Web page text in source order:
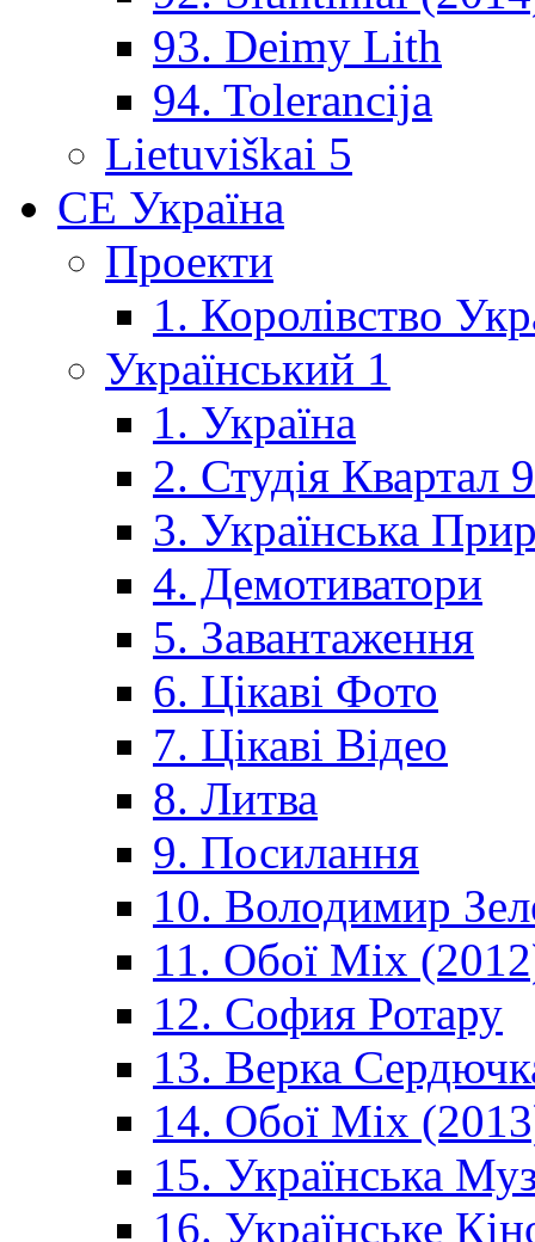
93. Deimy Lith
94. Tolerancija
Lietuviškai 5
CE Україна
Проекти
1. Королівство
Український 1
1. Україна
2. Студія Квартал
3. Українська
4. Демотиватори
5. Завантаження
6. Цікаві Фото
7. Цікаві Відео
8. Литва
9. Посилання
10. Володимир
11. Обої Mix
12. София Ротару
13. Верка
14. Обої Mix
15. Українська
16. Українське